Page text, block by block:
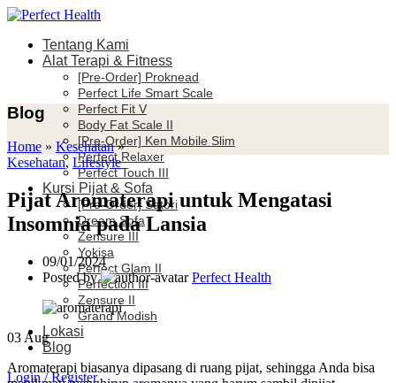
Tentang Kami
Alat Terapi & Fitness
[Pre-Order] Proknead
Perfect Life Smart Scale
Perfect Fit V
Body Fat Scale II
[Pre-Order] Ken Mobile Slim
Perfect Relaxer
Perfect Touch III
Kursi Pijat & Sofa
[Pre-Order] Satori
Dream Sofa
Zensure III
Yokisa
Perfect Glam II
Perfection III
Zensure II
Grand Modish
Lokasi
Blog
Login / Register
Blog
Home » Kesehatan»
Kesehatan, Lifestyle
Pijat Aromaterapi untuk Mengatasi
Insomnia pada Lansia
09/01/2024
Posted by
Perfect Health
03 Aug
Aromaterapi biasanya dipasang di ruang pijat, sehingga Anda bisa